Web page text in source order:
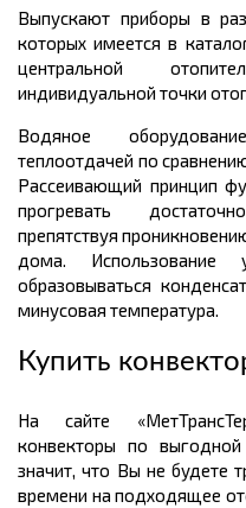
Выпускают приборы в
которых имеется в
центральной
индивидуальной точки
Водяное
теплоотдачей по
Рассеивающий принцип
прогревать
препятствуя
дома. Использование
образовываться
минусовая температура.
Купить
На сайте
конвекторы по
значит, что Вы не будете
времени на подходящее